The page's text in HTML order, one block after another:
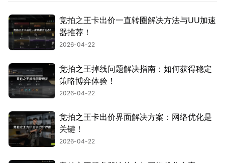
竞拍之王卡出价一直转圈解决方法与UU加速
器推荐！
2026-04-22
竞拍之王掉线问题解决指南：如何获得稳定
策略博弈体验！
2026-04-22
竞拍之王卡出价界面解决方案：网络优化是
关键！
2026-04-22